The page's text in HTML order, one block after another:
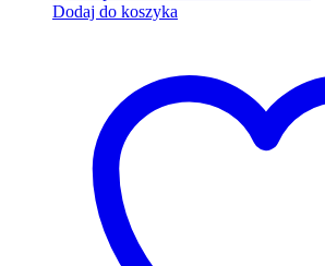
Dodaj do koszyka